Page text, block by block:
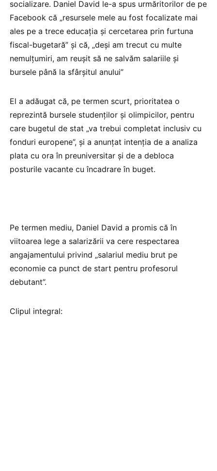
socializare. Daniel David le-a spus urmăritorilor de pe
Facebook că „resursele mele au fost focalizate mai
ales pe a trece educația și cercetarea prin furtuna
fiscal-bugetară” și că, „deși am trecut cu multe
nemulțumiri, am reușit să ne salvăm salariile și
bursele până la sfârșitul anului”
El a adăugat că, pe termen scurt, prioritatea o
reprezintă bursele studenților și olimpicilor, pentru
care bugetul de stat „va trebui completat inclusiv cu
fonduri europene”, și a anunțat intenția de a analiza
plata cu ora în preuniversitar și de a debloca
posturile vacante cu încadrare în buget.
Pe termen mediu, Daniel David a promis că în
viitoarea lege a salarizării va cere respectarea
angajamentului privind „salariul mediu brut pe
economie ca punct de start pentru profesorul
debutant”.
Clipul integral: